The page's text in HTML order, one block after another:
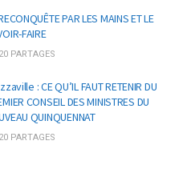
PAR LES MAINS ET LE
FAIRE
20 PARTAGES
: CE QU’IL FAUT RETENIR DU
CONSEIL DES MINISTRES DU
QUINQUENNAT
20 PARTAGES